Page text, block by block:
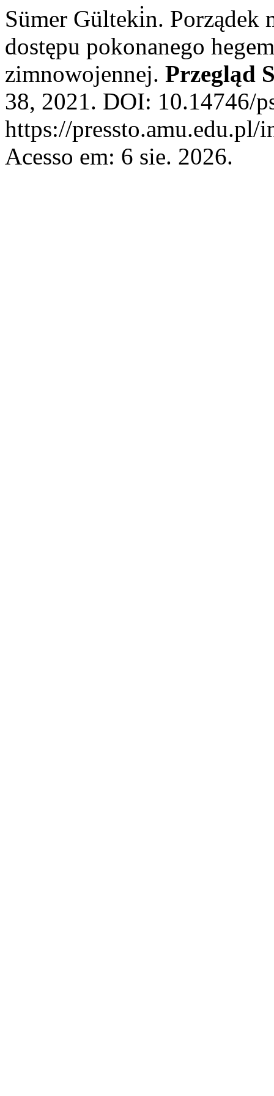
Sümer Gülteki̇n.
dostępu pokonanego
zimnowojennej. Przegląd
38, 2021. DOI: 10.14746/
https://
Acesso em: 6 sie. 2026.